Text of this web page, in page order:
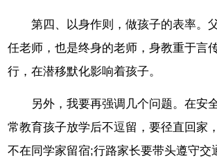
第四、以身作则，做孩子的表率。
任老师，也是终身的老师，身教重于言
行，在潜移默化影响着孩子。
另外，我要再强调几个问题。在安
常教育孩子放学后不逗留，要径直回家
不在同学家留宿;行路家长要带头遵守交